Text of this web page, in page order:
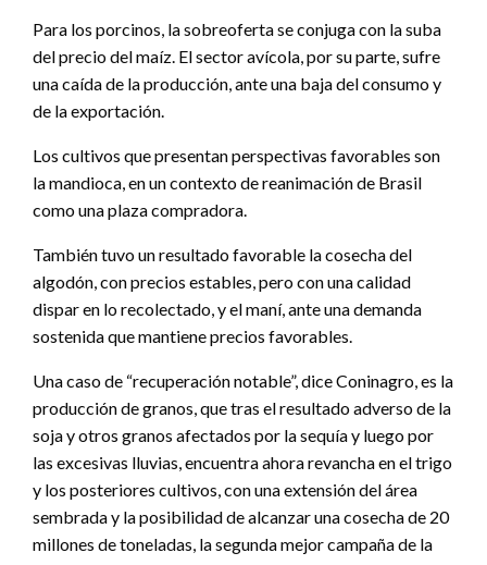
Para los porcinos, la sobreoferta se conjuga con la suba
del precio del maíz. El sector avícola, por su parte, sufre
una caída de la producción, ante una baja del consumo y
de la exportación.
Los cultivos que presentan perspectivas favorables son
la mandioca, en un contexto de reanimación de Brasil
como una plaza compradora.
También tuvo un resultado favorable la cosecha del
algodón, con precios estables, pero con una calidad
dispar en lo recolectado, y el maní, ante una demanda
sostenida que mantiene precios favorables.
Una caso de “recuperación notable”, dice Coninagro, es la
producción de granos, que tras el resultado adverso de la
soja y otros granos afectados por la sequía y luego por
las excesivas lluvias, encuentra ahora revancha en el trigo
y los posteriores cultivos, con una extensión del área
sembrada y la posibilidad de alcanzar una cosecha de 20
millones de toneladas, la segunda mejor campaña de la